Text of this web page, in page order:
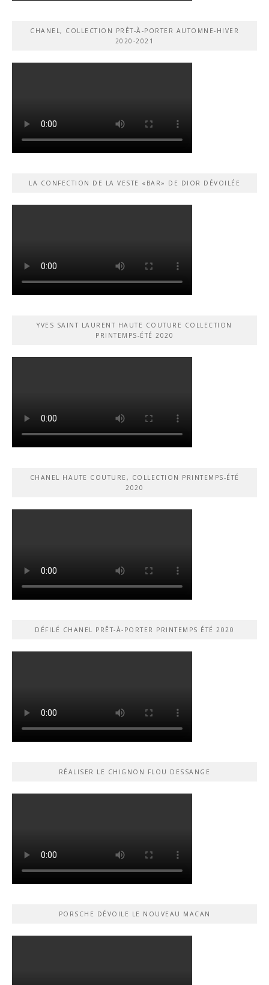
CHANEL, COLLECTION PRÊT-À-PORTER AUTOMNE-HIVER
2020-2021
LA CONFECTION DE LA VESTE «BAR» DE DIOR DÉVOILÉE
YVES SAINT LAURENT HAUTE COUTURE COLLECTION
PRINTEMPS-ÉTÉ 2020
CHANEL HAUTE COUTURE, COLLECTION PRINTEMPS-ÉTÉ
2020
DÉFILÉ CHANEL PRÊT-À-PORTER PRINTEMPS ÉTÉ 2020
RÉALISER LE CHIGNON FLOU DESSANGE
PORSCHE DÉVOILE LE NOUVEAU MACAN